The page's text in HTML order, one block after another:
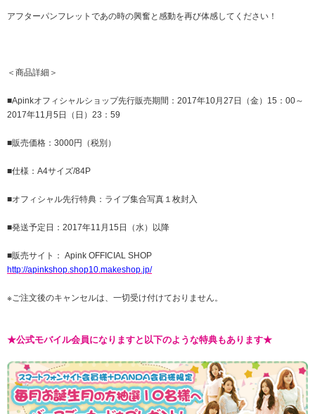
アフターパンフレットであの時の興奮と感動を再び体感してください！
＜商品詳細＞
■Apinkオフィシャルショップ先行販売期間：2017年10月27日（金）15：00～
2017年11月5日（日）23：59
■販売価格：3000円（税別）
■仕様：A4サイズ/84P
■オフィシャル先行特典：ライブ集合写真１枚封入
■発送予定日：2017年11月15日（水）以降
■販売サイト： Apink OFFICIAL SHOP
http://apinkshop.shop10.makeshop.jp/
※ご注文後のキャンセルは、一切受け付けておりません。
★公式モバイル会員になりますと以下のような特典もあります★